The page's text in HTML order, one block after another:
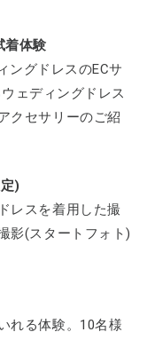
着体験
ングドレスのECサ
ェディングドレス
クセサリーのご紹
)
レスを着用した撮
影(スタートフォト)
れる体験。10名様